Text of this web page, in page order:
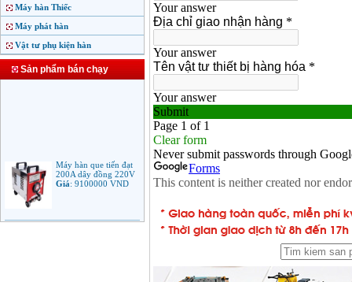
Máy hàn Thiếc
Máy phát hàn
Vật tư phụ kiện hàn
Sản phẩm bán chạy
200A dây đồng 220V
Giá:9100000VND
Máy hàn que điện tử